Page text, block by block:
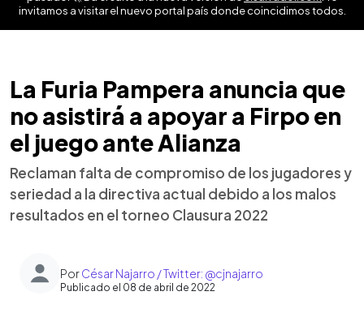
invitamos a visitar el nuevo portal país donde coincidimos todos.
La Furia Pampera anuncia que
no asistirá a apoyar a Firpo en
el juego ante Alianza
Reclaman falta de compromiso de los jugadores y
seriedad a la directiva actual debido a los malos
resultados en el torneo Clausura 2022
PorCésar Najarro / Twitter: @cjnajarro
Publicado el 08 de abril de 2022